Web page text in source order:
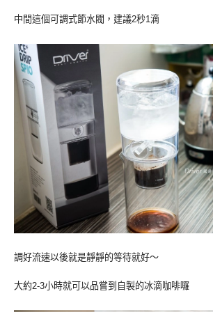
中間這個可調式節水閥，建議2秒1滴
調好流速以後就是靜靜的等待就好～
大約2-3小時就可以品嘗到自製的冰滴咖啡囉